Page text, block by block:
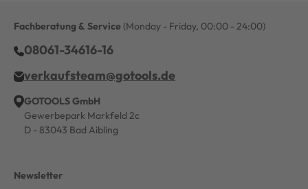
Fachberatung & Service (Monday - Friday, 00:00 - 24:00)
08061-34616-16
verkaufsteam@gotools.de
GOTOOLS GmbH
Gewerbepark Markfeld 2c
D - 83043 Bad Aibling
Newsletter